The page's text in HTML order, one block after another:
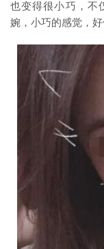
也变得很小巧，不
婉，小巧的感觉，好